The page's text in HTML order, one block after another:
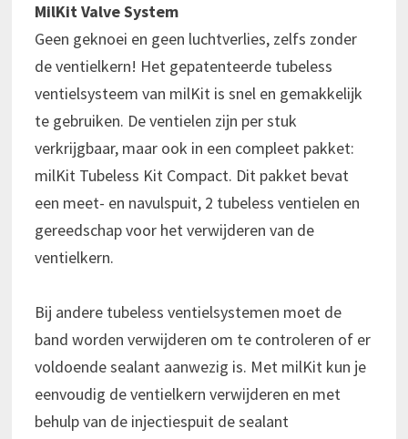
MilKit Valve System
Geen geknoei en geen luchtverlies, zelfs zonder
de ventielkern! Het gepatenteerde tubeless
ventielsysteem van milKit is snel en gemakkelijk
te gebruiken. De ventielen zijn per stuk
verkrijgbaar, maar ook in een compleet pakket:
milKit Tubeless Kit Compact. Dit pakket bevat
een meet- en navulspuit, 2 tubeless ventielen en
gereedschap voor het verwijderen van de
ventielkern.
Bij andere tubeless ventielsystemen moet de
band worden verwijderen om te controleren of er
voldoende sealant aanwezig is. Met milKit kun je
eenvoudig de ventielkern verwijderen en met
behulp van de injectiespuit de sealant